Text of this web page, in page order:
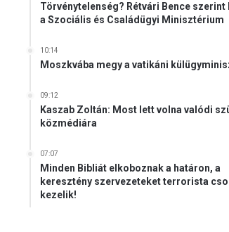
Törvénytelenség? Rétvári Bence
a Szociális és Családügyi Minisztérium
10:14
Moszkvába megy a vatikáni
09:12
Kaszab Zoltán: Most lett volna valódi
közmédiára
07:07
Minden Bibliát elkoboznak a határon, a
keresztény szervezeteket terrorista
kezelik!